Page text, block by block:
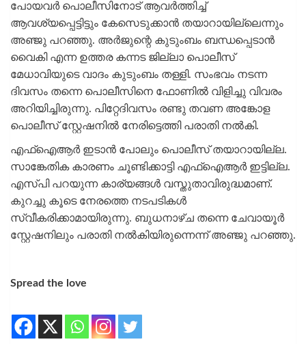
പോയവര്‍ പൊലീസിനോട് ആവ‍ർത്തിച്ച്
ആവശ്യപ്പെട്ടിട്ടും കേസെടുക്കാൻ തയാറായില്ലെന്നും
അഞ്ജു പറഞ്ഞു. അർജുന്റെ കുടുംബം ബന്ധപ്പെടാൻ
വൈകി എന്ന ഉത്തര കന്നട ജില്ലാ പൊലീസ്
മേധാവിയുടെ വാദം കുടുംബം തള്ളി. സംഭവം നടന്ന
ദിവസം തന്നെ പൊലീസിനെ ഫോണിൽ വിളിച്ചു വിവരം
അറിയിച്ചിരുന്നു. പിറ്റേ‌ദിവസം രണ്ടു തവണ അങ്കോള
പൊലീസ് സ്റ്റേഷനിൽ നേരിട്ടെത്തി പരാതി നൽകി.
എഫ്ഐആർ ഇടാൻ പോലും പൊലീസ് തയാറായില്ല.
സാങ്കേതിക കാരണം ചൂണ്ടിക്കാട്ടി എഫ്ഐആര്‍ ഇട്ടില്ല.
എസ്പി പറയുന്ന കാര്യങ്ങൾ വസ്തുതാവിരുദ്ധമാണ്.
കുറച്ചു കൂടെ നേരത്തെ നടപടികൾ
സ്വീകരിക്കാമായിരുന്നു. ബുധനാഴ്ച തന്നെ ചേവായൂർ
സ്റ്റേഷനിലും പരാതി നൽകിയിരുന്നെന്ന് അഞ്ജു പറഞ്ഞു.
Spread the love